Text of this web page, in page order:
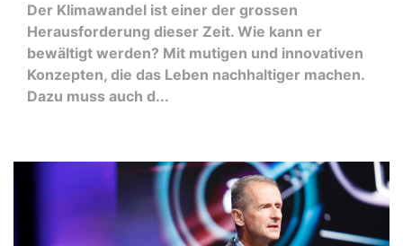
Der Klimawandel ist einer der grossen
Herausforderung dieser Zeit. Wie kann er
bewältigt werden? Mit mutigen und innovativen
Konzepten, die das Leben nachhaltiger machen.
Dazu muss auch d...